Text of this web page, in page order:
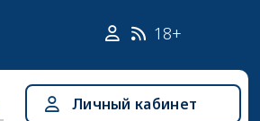
18+
Личный кабинет